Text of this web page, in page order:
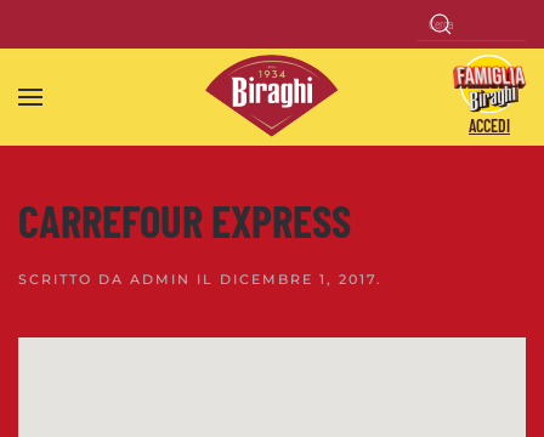
Skip to main content
ACCEDI
CARREFOUR EXPRESS
SCRITTO DA ADMIN IL DICEMBRE 1, 2017.